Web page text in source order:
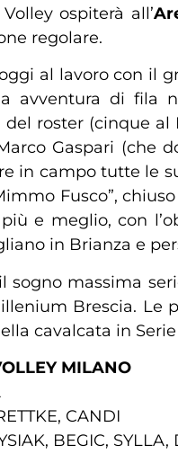
ospiterà all’
regolare.
al lavoro con il
avventura di fila
roster (cinque
Gaspari (che
in campo tutte le
Fusco”,
e meglio, con
in Brianza e
il sogno massima
Brescia.
cavalcata in
MILANO
CANDI
BEGIC,